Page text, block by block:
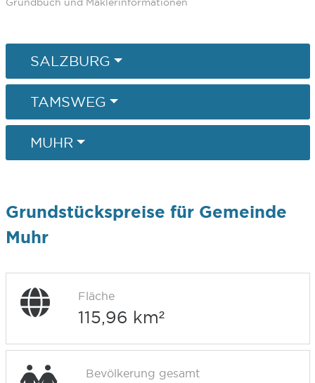
SALZBURG
TAMSWEG
MUHR
Grundstückspreise für Gemeinde
Muhr
Fläche
115,96 km²
Bevölkerung gesamt